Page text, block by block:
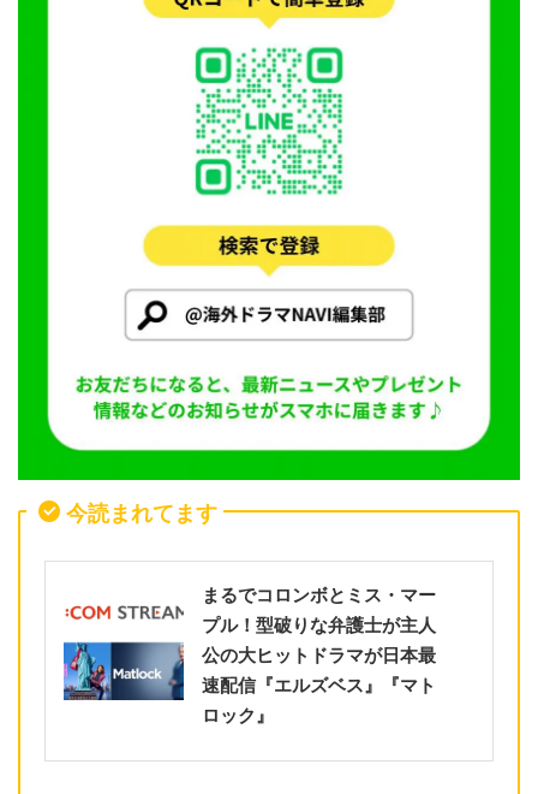
今読まれてます
まるでコロンボとミス・マー
プル！型破りな弁護士が主人
公の大ヒットドラマが日本最
速配信『エルズベス』『マト
ロック』